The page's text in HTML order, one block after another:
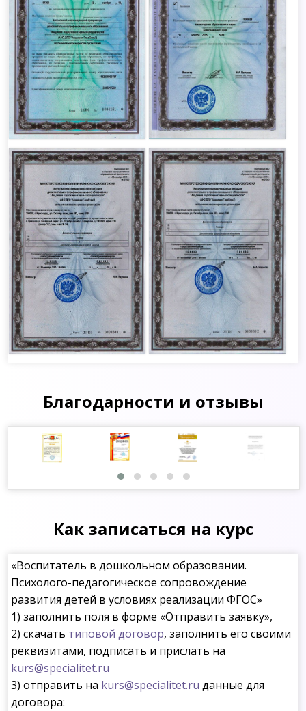
Благодарности и отзывы
Как записаться на курс
«Воспитатель в дошкольном образовании.
Психолого-педагогическое сопровождение
развития детей в условиях реализации ФГОС»
1) заполнить поля в форме «Отправить заявку»,
2) скачать типовой договор, заполнить его своими
реквизитами, подписать и прислать на
kurs@specialitet.ru
3) отправить на kurs@specialitet.ru данные для
договора: